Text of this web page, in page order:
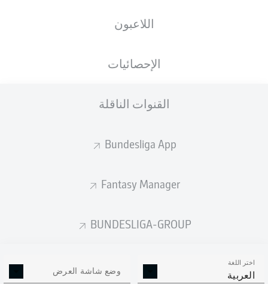
اللاعبون
الإحصائيات
القنوات الناقلة
Bundesliga App
Fantasy Manager
BUNDESLIGA-GROUP
اختر اللغة
العربية وضع شاشة العرض
0